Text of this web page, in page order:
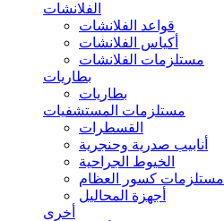
الفلانشات
قواعد الفلانشات
أكياس الفلانشات
مستلزمات الفلانشات
بطاريات
بطاريات
مستلزمات المستشفيات
القسطرات
أنابيب صدرية وحنجرية
الخيوط الجراحية
مستلزمات كسور العظام
أجهزة المحاليل
أخرى